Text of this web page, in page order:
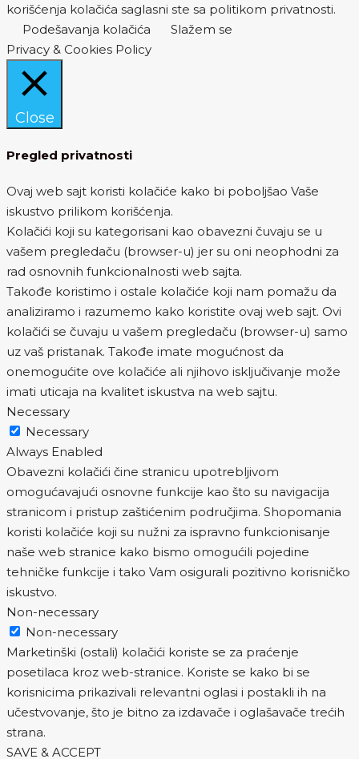
korišćenja kolačića saglasni ste sa politikom privatnosti.
Podešavanja kolačića
Slažem se
Privacy & Cookies Policy
Close
Pregled privatnosti
Ovaj web sajt koristi kolačiće kako bi poboljšao Vaše
iskustvo prilikom korišćenja.
Kolačići koji su kategorisani kao obavezni čuvaju se u
vašem pregledaču (browser-u) jer su oni neophodni za
rad osnovnih funkcionalnosti web sajta.
Takođe koristimo i ostale kolačiće koji nam pomažu da
analiziramo i razumemo kako koristite ovaj web sajt. Ovi
kolačići se čuvaju u vašem pregledaču (browser-u) samo
uz vaš pristanak. Takođe imate mogućnost da
onemogućite ove kolačiće ali njihovo isključivanje može
imati uticaja na kvalitet iskustva na web sajtu.
Necessary
Necessary
Always Enabled
Obavezni kolačići čine stranicu upotrebljivom
omogućavajući osnovne funkcije kao što su navigacija
stranicom i pristup zaštićenim područjima. Shopomania
koristi kolačiće koji su nužni za ispravno funkcionisanje
naše web stranice kako bismo omogućili pojedine
tehničke funkcije i tako Vam osigurali pozitivno korisničko
iskustvo.
Non-necessary
Non-necessary
Marketinški (ostali) kolačići koriste se za praćenje
posetilaca kroz web-stranice. Koriste se kako bi se
korisnicima prikazivali relevantni oglasi i postakli ih na
učestvovanje, što je bitno za izdavače i oglašavače trećih
strana.
SAVE & ACCEPT